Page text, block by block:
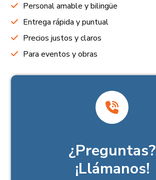
Personal amable y bilingüe
Entrega rápida y puntual
Precios justos y claros
Para eventos y obras
¿Preguntas?
¡Llámanos!